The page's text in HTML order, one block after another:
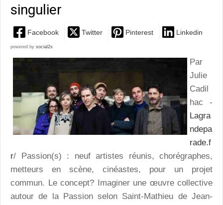
singulier
Facebook Twitter Pinterest Linkedin
powered by social2s
Par
Julie
Cadil
hac -
Lagra
ndepa
rade.f
r/ Passion(s) : neuf artistes réunis, chorégraphes,
metteurs en scène, cinéastes, pour un projet
commun. Le concept? Imaginer une œuvre collective
autour de la Passion selon Saint-Mathieu de Jean-